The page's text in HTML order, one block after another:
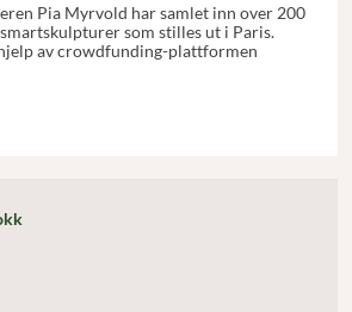
Pia Myrvold har samlet inn over 200
som stilles ut i Paris.
av crowdfunding-plattformen